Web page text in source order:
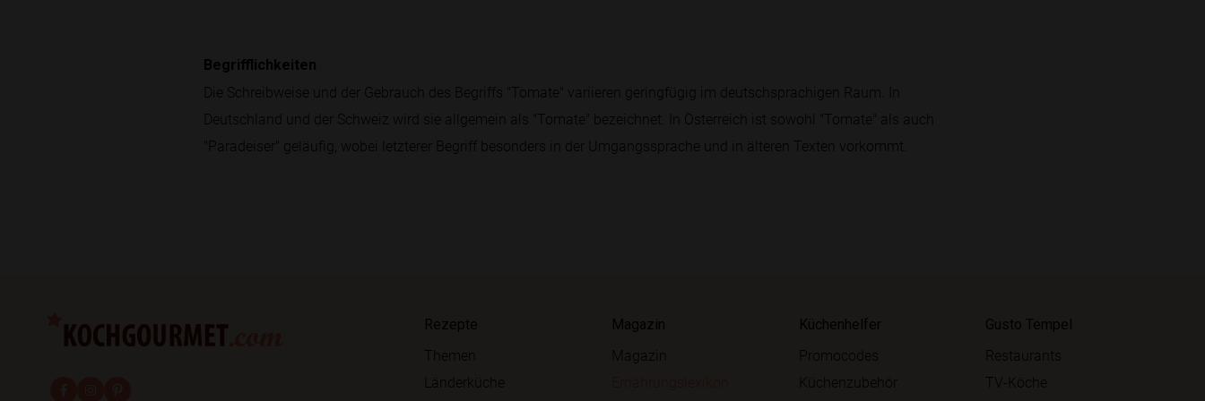
Begrifflichkeiten
Die Schreibweise und der Gebrauch des Begriffs "Tomate" variieren geringfügig im deutschsprachigen Raum. In
Deutschland und der Schweiz wird sie allgemein als "Tomate" bezeichnet. In Österreich ist sowohl "Tomate" als auch
"Paradeiser" geläufig, wobei letzterer Begriff besonders in der Umgangssprache und in älteren Texten vorkommt.
Rezepte
Themen
Länderküche
Magazin
Magazin
Küchenhelfer
Promocodes
Küchenzubehör
Gusto Tempel
Restaurants
TV-Köche